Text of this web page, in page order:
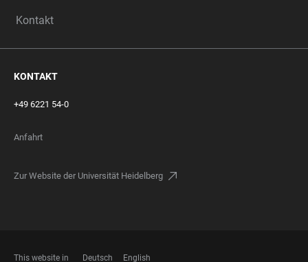
Kontakt
KONTAKT
+49 6221 54-0
Anfahrt
Zur Website der Universität Heidelberg
This website in Deutsch English